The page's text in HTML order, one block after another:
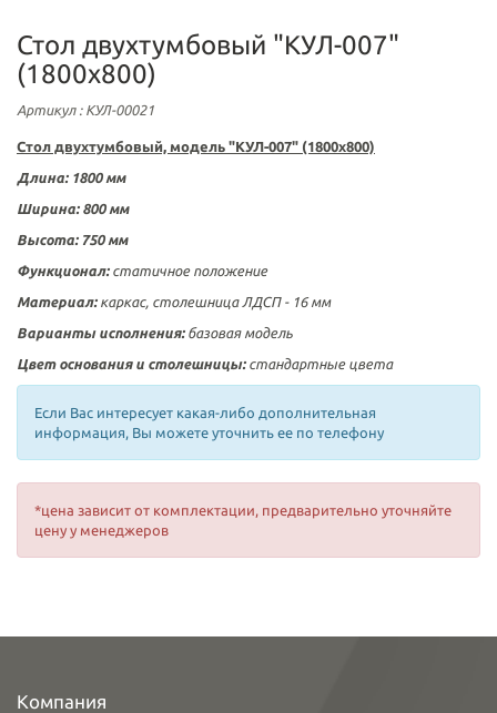
Стол двухтумбовый "КУЛ-007"
(1800х800)
Артикул: КУЛ-00021
Стол двухтумбовый, модель "КУЛ-007" (1800х800)
Длина: 1800 мм
Ширина: 800 мм
Высота: 750 мм
Функционал: статичное положение
Материал: каркас, столешница ЛДСП - 16 мм
Варианты исполнения:базовая модель
Цвет основания и столешницы:стандартные цвета
Если Вас интересует какая-либо дополнительная
информация, Вы можете уточнить ее по телефону
*цена зависит от комплектации, предварительно уточняйте
цену у менеджеров
Компания